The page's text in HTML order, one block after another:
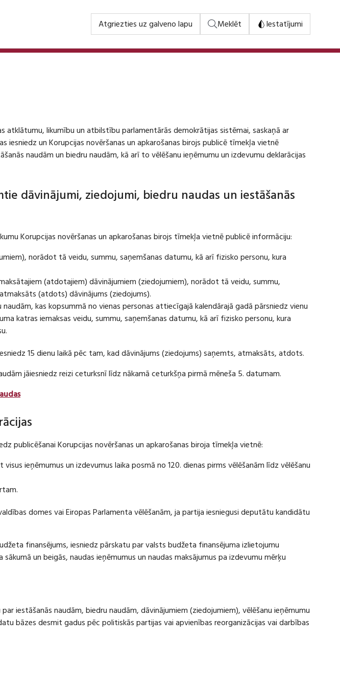
Atgriezties uz galveno lapu Meklēt Iestatījumi
atklātumu, likumību un atbilstību parlamentārās demokrātijas sistēmai, saskaņā ar
iesniedz un Korupcijas novēršanas un apkarošanas birojs publicē tīmekļa vietnē
naudām un biedru naudām, kā arī to vēlēšanu ieņēmumu un izdevumu deklarācijas
dāvinājumi, ziedojumi, biedru naudas un iestāšanās
Korupcijas novēršanas un apkarošanas birojs tīmekļa vietnē publicē informāciju:
norādot tā veidu, summu, saņemšanas datumu, kā arī fizisko personu, kura
(atdotajiem) dāvinājumiem (ziedojumiem), norādot tā veidu, summu,
(atdots) dāvinājums (ziedojums).
kas kopsummā no vienas personas attiecīgajā kalendārajā gadā pārsniedz vienu
katras iemaksas veidu, summu, saņemšanas datumu, kā arī fizisko personu, kura
15 dienu laikā pēc tam, kad dāvinājums (ziedojums) saņemts, atmaksāts, atdots.
jāiesniedz reizi ceturksnī līdz nākamā ceturkšņa pirmā mēneša 5. datumam.
publicēšanai Korupcijas novēršanas un apkarošanas biroja tīmekļa vietnē:
ieņēmumus un izdevumus laika posmā no 120. dienas pirms vēlēšanām līdz vēlēšanu
domes vai Eiropas Parlamenta vēlēšanām, ja partija iesniegusi deputātu kandidātu
finansējums, iesniedz pārskatu par valsts budžeta finansējuma izlietojumu
un beigās, naudas ieņēmumus un naudas maksājumus pa izdevumu mērķu
iestāšanās naudām, biedru naudām, dāvinājumiem (ziedojumiem), vēlēšanu ieņēmumu
bāzes desmit gadus pēc politiskās partijas vai apvienības reorganizācijas vai darbības